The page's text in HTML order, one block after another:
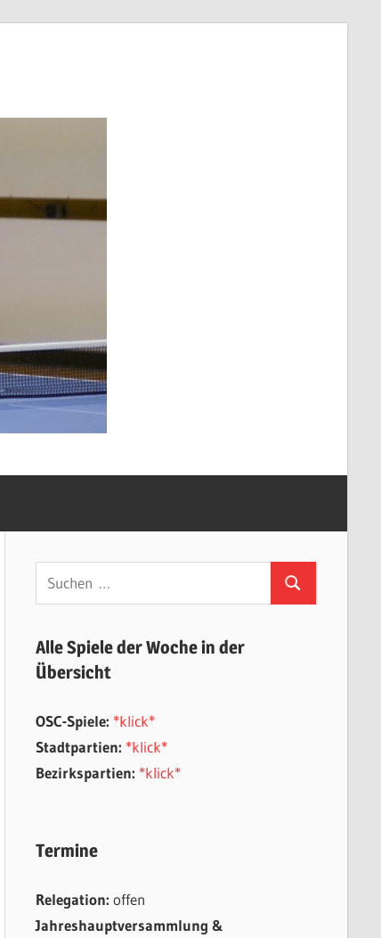
Suchen
nach:
Suchen
Alle Spiele der Woche in der
Übersicht
OSC-Spiele: *klick*
Stadtpartien: *klick*
Bezirkspartien: *klick*
Termine
Relegation: offen
Jahreshauptversammlung &